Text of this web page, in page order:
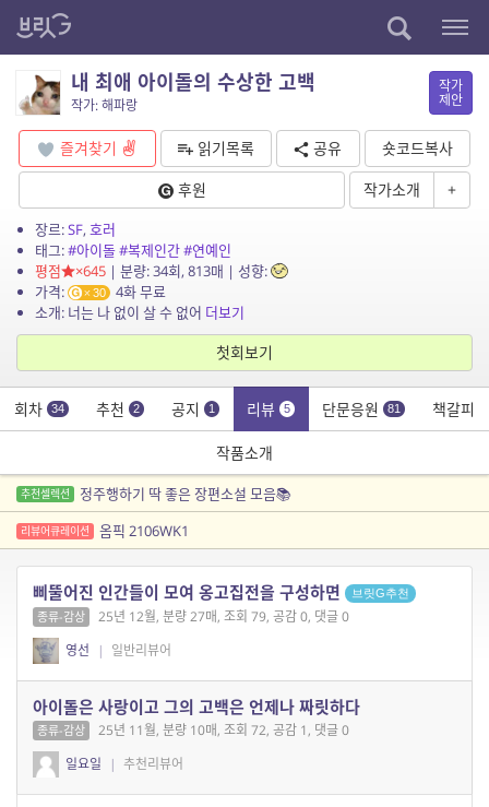
내 최애 아이돌의 수상한 고백
작가: 해파랑
작가
제안
즐겨찾기 읽기목록 공유
숏코드복사
후원
작가소개 +
장르:SF,호러
태그:#아이돌#복제인간#연예인
평점
×645| 분량: 34회, 813매 | 성향:
가격:
30
4화 무료
소개: 너는 나 없이 살 수 없어 더보기
첫회보기
회차 34 추천 2 공지 1 리뷰 5 단문응원 81 책갈피
작품소개
추천셀렉션 정주행하기 딱 좋은 장편소설 모음📚
리뷰어큐레이션 옴픽 2106WK1
삐뚤어진 인간들이 모여 옹고집전을 구성하면 브릿G추천
종류-감상
25년 12월, 분량 27매, 조회 79, 공감 0, 댓글 0
영선
| 일반리뷰어
아이돌은 사랑이고 그의 고백은 언제나 짜릿하다
종류-감상
25년 11월, 분량 10매, 조회 72, 공감 1, 댓글 0
일요일
| 추천리뷰어